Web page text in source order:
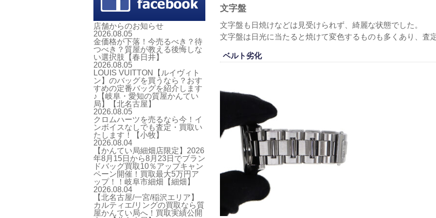
文字盤
文字盤も日焼けなどは見受けられず、綺麗な状態でした。
文字盤は日光に当たると焼けて変色するものも多くあり、査
ベルト劣化
店舗からのお知らせ
2026.08.05
金価格が下落！今売るべき？待
つべき？質屋が教える後悔しな
い選択肢【春日井】
2026.08.05
LOUIS VUITTON【ルイヴィト
ン】のバッグを買うなら？おす
すめの定番バッグを紹介します
♪【岐阜・愛知の質屋かんてい
局】【北名古屋】
2026.08.05
クロムハーツを売るなら今！イ
ンボイスなしでも査定・買取い
たします！【小牧】
2026.08.04
【かんてい局細畑店限定】2026
年8月15日から8月23日でブラン
ドバッグ買取10％アップキャン
ペーン開催！買取最大5万円ア
ップ！！岐阜市細畑【細畑】
2026.08.04
【北名古屋/一宮/稲沢エリア】
カルティエ/リングの買取なら質
屋かんてい局へ！買取実績公開